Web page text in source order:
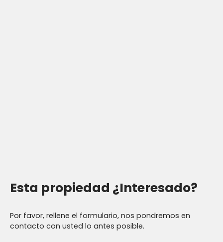
Esta propiedad ¿Interesado?
Por favor, rellene el formulario, nos pondremos en
contacto con usted lo antes posible.